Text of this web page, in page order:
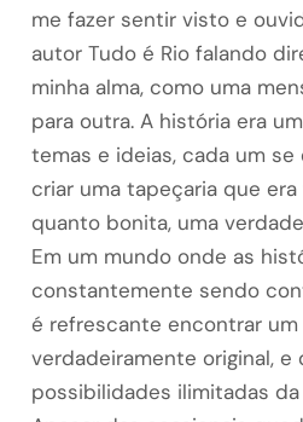
me fazer sentir visto e
autor Tudo é Rio falando
minha alma, como uma
para outra. A história era
temas e ideias, cada um
criar uma tapeçaria que
quanto bonita, uma
Em um mundo onde as
constantemente sendo
é refrescante encontrar
verdadeiramente original, e
possibilidades ilimitadas da